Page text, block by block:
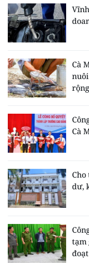
Cà
Cà
dư,
tạm